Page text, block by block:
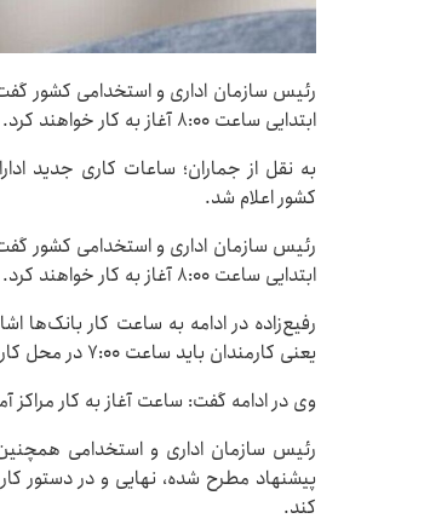
ابتدایی ساعت ۸:۰۰ آغاز به کار خواهند کرد. درب مدارس باید ۳۰ دقیقه قبل از شروع به کار خود باز باشد.
به نقل از جماران؛ ساعات کاری جدید
کشور اعلام شد.
ابتدایی ساعت ۸:۰۰ آغاز به کار خواهند کرد. درب مدارس باید ۳۰ دقیقه قبل از شروع به کار خود باز باشد.
یعنی کارمندان باید ساعت ۷:۰۰ در محل کار خود حاضر باشند تا آماده خدمت رسانی باشند.
وی در ادامه گفت: ساعت آغاز به کار مراکز آموزشی نیز ۸:۰۰
رئیس سازمان اداری و استخدامی
پیشنهاد مطرح شده، نهایی و در دستور
کند.